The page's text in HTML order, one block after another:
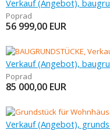
Verkauf (Angebot),
Poprad
56 999,00 EUR
Verkauf (Angebot),
Poprad
85 000,00 EUR
Verkauf (Angebot),